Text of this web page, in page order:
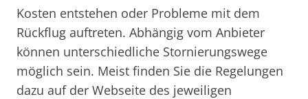
Kosten entstehen oder Probleme mit dem
Rückflug auftreten. Abhängig vom Anbieter
können unterschiedliche Stornierungswege
möglich sein. Meist finden Sie die Regelungen
dazu auf der Webseite des jeweiligen